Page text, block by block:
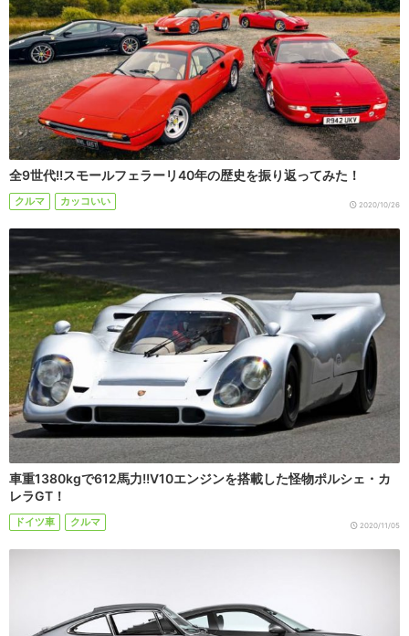
全9世代!!スモールフェラーリ40年の歴史を振り返ってみた！
クルマ カッコいい 2020/10/26
車重1380kgで612馬力!!V10エンジンを搭載した怪物ポルシェ・カ
レラGT！
ドイツ車 クルマ 2020/11/05